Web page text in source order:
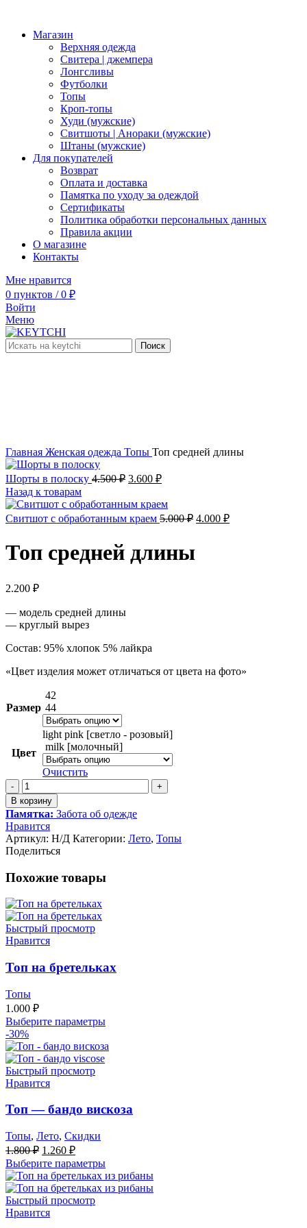
Магазин
Верхняя одежда
Свитера | джемпера
Лонгсливы
Футболки
Топы
Кроп-топы
Худи (мужские)
Свитшоты | Анораки (мужские)
Штаны (мужские)
Для покупателей
Возврат
Оплата и доставка
Памятка по уходу за одеждой
Сертификаты
Политика обработки персональных данных
Правила акции
О магазине
Контакты
Мне нравится
0 пунктов / 0 ₽
Войти
Меню
Поиск
Главная Женская одежда Топы Топ средней длины
Шорты в полоску 4.500₽ Первоначальная
составляла
4.500 ₽.
3.600 ₽Текущая
3.600 ₽.
Назад к товарам
Свитшот с обработанным краем 5.000₽ Первоначальная
4.000 ₽Текущая
Топ средней длины
2.200 ₽
— модель средней длины
— круглый вырез
Состав: 95% хлопок 5% лайкра
«Цвет изделия может отличаться от цвета на фото»
Размер
42
44
Цвет
light pink [светло - розовый]
milk [молочный]
Очистить
Количество
товара
Топ
средней
длины
В корзину
Памятка: Забота об одежде
Нравится
Артикул: Н/Д Категории: Лето, Топы
Поделиться
Похожие товары
Быстрый просмотр
Нравится
Топ на бретельках
Топы
1.000 ₽
Выберите параметры
-30%
Быстрый просмотр
Нравится
Топ — бандо вискоза
Топы, Лето, Скидки
1.800₽ Первоначальная
цена
составляла
1.800 ₽.
1.260 ₽Текущая
цена:
1.260 ₽.
Выберите параметры
Быстрый просмотр
Нравится